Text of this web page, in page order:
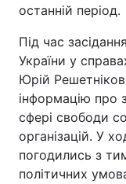
Спорт
Техно і зв'язок
Зброя
Здоров'я
останній період.
Під час
України у
Юрій
інформацію про
сфері свободи
організацій. У
погодились з
політичних